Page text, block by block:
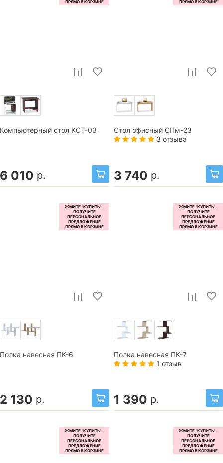
Компьютерный стол КСТ-03
6 010 р.
Стол офисный СПм-23
3 отзыва
3 740 р.
Полка навесная ПК-6
2 130 р.
Полка навесная ПК-7
1 отзыв
1 390 р.